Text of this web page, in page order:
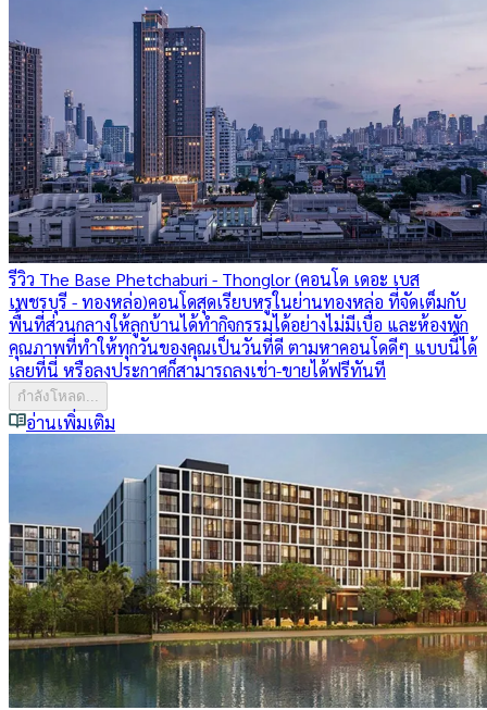
รีวิว The Base Phetchaburi - Thonglor (คอนโด เดอะ เบส
เพชรบุรี - ทองหล่อ)คอนโดสุดเรียบหรูในย่านทองหล่อ ที่จัดเต็มกับ
พื้นที่ส่วนกลางให้ลูกบ้านได้ทำกิจกรรมได้อย่างไม่มีเบื่อ และห้องพัก
คุณภาพที่ทำให้ทุกวันของคุณเป็นวันที่ดี ตามหาคอนโดดีๆ แบบนี้ได้
เลยที่นี่ หรือลงประกาศก็สามารถลงเช่า-ขายได้ฟรีทันที
กำลังโหลด...
อ่านเพิ่มเติม